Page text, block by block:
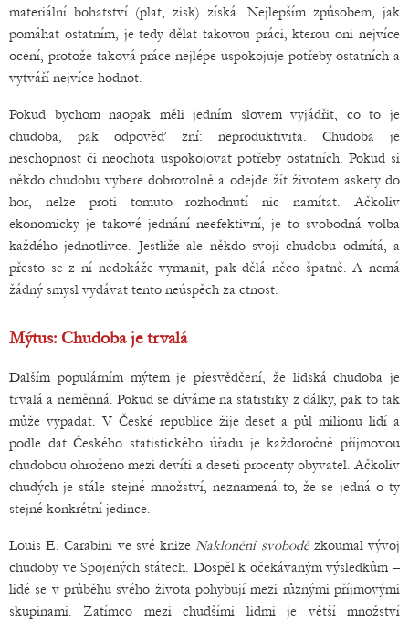
materiální bohatství (plat, zisk) získá. Nejlepším způsobem, jak
pomáhat ostatním, je tedy dělat takovou práci, kterou oni nejvíce
ocení, protože taková práce nejlépe uspokojuje potřeby ostatních a
vytváří nejvíce hodnot.
Pokud bychom naopak měli jedním slovem vyjádřit, co to je
chudoba, pak odpověď zní: neproduktivita. Chudoba je
neschopnost či neochota uspokojovat potřeby ostatních. Pokud si
někdo chudobu vybere dobrovolně a odejde žít životem askety do
hor, nelze proti tomuto rozhodnutí nic namítat. Ačkoliv
ekonomicky je takové jednání neefektivní, je to svobodná volba
každého jednotlivce. Jestliže ale někdo svoji chudobu odmítá, a
přesto se z ní nedokáže vymanit, pak dělá něco špatně. A nemá
žádný smysl vydávat tento neúspěch za ctnost.
Mýtus: Chudoba je trvalá
Dalším populárním mýtem je přesvědčení, že lidská chudoba je
trvalá a neměnná. Pokud se díváme na statistiky z dálky, pak to tak
může vypadat. V České republice žije deset a půl milionu lidí a
podle dat Českého statistického úřadu je každoročně příjmovou
chudobou ohroženo mezi devíti a deseti procenty obyvatel. Ačkoliv
chudých je stále stejné množství, neznamená to, že se jedná o ty
stejné konkrétní jedince.
Louis E. Carabini ve své knizeNakloněni svobodězkoumal vývoj
chudoby ve Spojených státech. Dospěl k očekávaným výsledkům –
lidé se v průběhu svého života pohybují mezi různými příjmovými
skupinami. Zatímco mezi chudšími lidmi je větší množství